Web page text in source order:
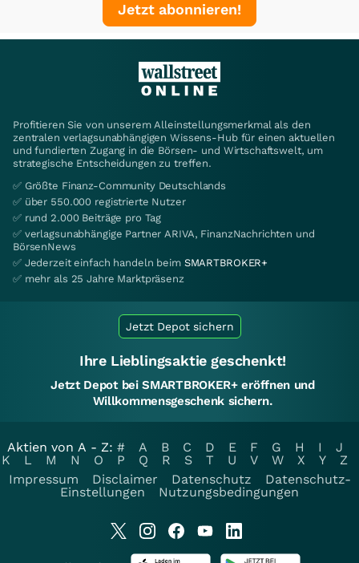
Jetzt abonnieren!
Profitieren Sie von unserem Alleinstellungsmerkmal als den
zentralen verlagsunabhängigen Wissens-Hub für einen aktuellen
und fundierten Zugang in die Börsen- und Wirtschaftswelt, um
strategische Entscheidungen zu treffen.
✅ Größte Finanz-Community Deutschlands
✅ über 550.000 registrierte Nutzer
✅ rund 2.000 Beiträge pro Tag
✅ verlagsunabhängige Partner ARIVA, FinanzNachrichten und
BörsenNews
✅ Jederzeit einfach handeln beim SMARTBROKER+
✅ mehr als 25 Jahre Marktpräsenz
Jetzt Depot sichern
Ihre Lieblingsaktie geschenkt!
Jetzt Depot bei SMARTBROKER+ eröffnen und
Willkommensgeschenk sichern.
Aktien von A - Z: # A B C D E F G H I
J
K
L M N O P Q R S T U V W X Y
Z
Impressum
Disclaimer Datenschutz
Datenschutz-
Einstellungen
Nutzungsbedingungen